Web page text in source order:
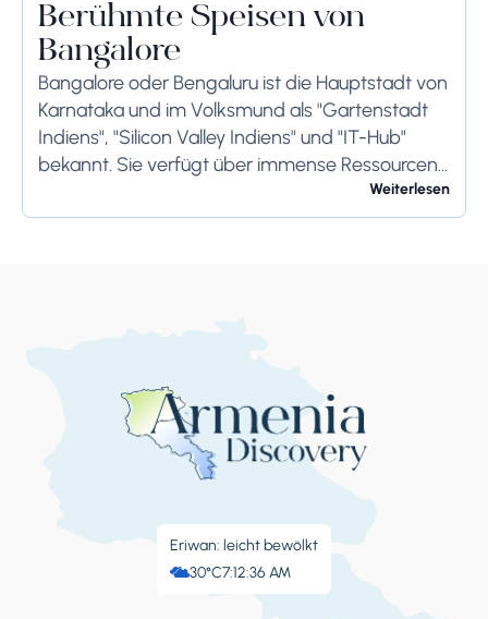
Berühmte Speisen von
Bangalore
Bangalore oder Bengaluru ist die Hauptstadt von
Karnataka und im Volksmund als "Gartenstadt
Indiens", "Silicon Valley Indiens" und "IT-Hub"
bekannt. Sie verfügt über immense Ressourcen
und bietet ihren Bewohnern so viel. Bangalore ist
berühmt für seine...
Weiterlesen
Eriwan: leicht bewölkt
30°C7:12:37 AM